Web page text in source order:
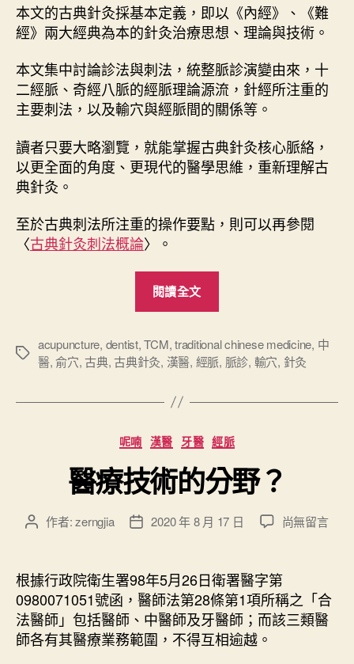
本文的古典針灸採基本定義，即以《內經》、《難
經》兩大經典為本的針灸治療思想、理論與技術。
本文集中討論診法與刺法，統整脈診演變由來，十
二經脈、奇經八脈的經脈理論源流，針經所注重的
主要刺法，以及輸穴與經脈間的關係等。
讀者只要大略瀏覽，就能掌握古典針灸核心脈絡，
以更全面的角度、更現代的醫學思維，重新理解古
典針灸。
至於古典刺法所注重的操作要點，則可以再參閱
〈古典針灸刺法概論〉。
閱讀全文
針
灸
論
標
acupuncture, dentist,TCM,traditional chinese medicine, 中
醫, 俞穴,古典,古典針灸, 漢醫, 經脈, 脈診, 輸穴, 針灸
分
類
呢喃 漢醫 牙醫 經脈
醫療技術的分野？
文
者
作者:zerngjia
文
佈
日
期
2020 年 8 月 17 日
在
療
技
術
的
尚無留言
根據行政院衛生署98年5月26日衛署醫字第
0980071051號函，醫師法第28條第1項所稱之「合
法醫師」包括醫師、中醫師及牙醫師；而該三類醫
師各有其醫療業務範圍，不得互相逾越。